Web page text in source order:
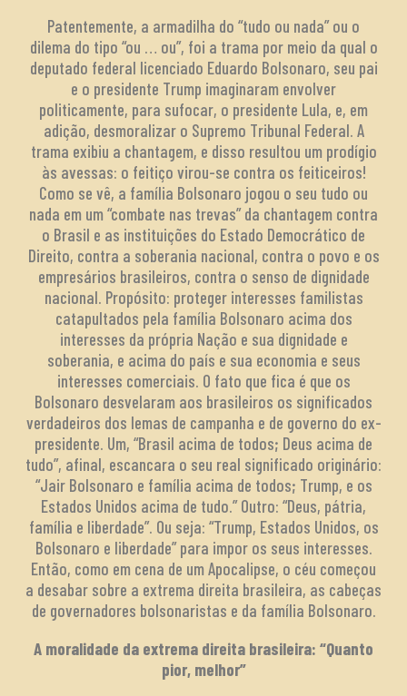
Patentemente, a armadilha do “tudo ou nada” ou o
dilema do tipo “ou … ou”, foi a trama por meio da qual o
deputado federal licenciado Eduardo Bolsonaro, seu pai
e o presidente Trump imaginaram envolver
politicamente, para sufocar, o presidente Lula, e, em
adição, desmoralizar o Supremo Tribunal Federal. A
trama exibiu a chantagem, e disso resultou um prodígio
às avessas: o feitiço virou-se contra os feiticeiros!
Como se vê, a família Bolsonaro jogou o seu tudo ou
nada em um “combate nas trevas” da chantagem contra
o Brasil e as instituições do Estado Democrático de
Direito, contra a soberania nacional, contra o povo e os
empresários brasileiros, contra o senso de dignidade
nacional. Propósito: proteger interesses familistas
catapultados pela família Bolsonaro acima dos
interesses da própria Nação e sua dignidade e
soberania, e acima do país e sua economia e seus
interesses comerciais. O fato que fica é que os
Bolsonaro desvelaram aos brasileiros os significados
verdadeiros dos lemas de campanha e de governo do ex-
presidente. Um, “Brasil acima de todos; Deus acima de
tudo”, afinal, escancara o seu real significado originário:
“Jair Bolsonaro e família acima de todos; Trump, e os
Estados Unidos acima de tudo.” Outro: “Deus, pátria,
família e liberdade”. Ou seja: “Trump, Estados Unidos, os
Bolsonaro e liberdade” para impor os seus interesses.
Então, como em cena de um Apocalipse, o céu começou
a desabar sobre a extrema direita brasileira, as cabeças
de governadores bolsonaristas e da família Bolsonaro.
A moralidade da extrema direita brasileira: “Quanto
pior, melhor”